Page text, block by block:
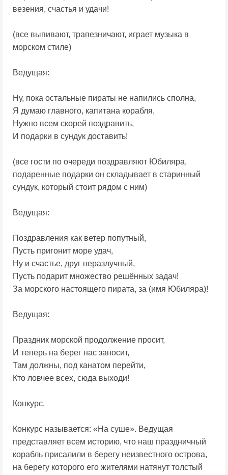
везения, счастья и удачи!
(все выпивают, трапезничают, играет музыка в
морском стиле)
Ведущая:
Ну, пока остальные пираты не напились сполна,
Я думаю главного, капитана корабля,
Нужно всем скорей поздравить,
И подарки в сундук доставить!
(все гости по очереди поздравляют Юбиляра,
подаренные подарки он складывает в старинный
сундук, который стоит рядом с ним)
Ведущая:
Поздравления как ветер попутный,
Пусть пригонит море удач,
Ну и счастье, друг неразлучный,
Пусть подарит множество решённых задач!
За морского настоящего пирата, за (имя Юбиляра)!
Ведущая:
Праздник морской продолжение просит,
И теперь на берег нас заносит,
Там должны, под канатом перейти,
Кто ловчее всех, сюда выходи!
Конкурс.
Конкурс называется: «На суше». Ведущая
представляет всем историю, что наш праздничный
корабль присалили в берегу неизвестного острова,
на берегу которого его жителями натянут толстый